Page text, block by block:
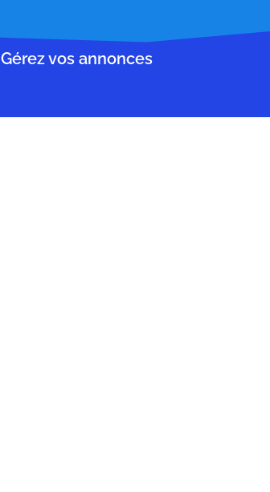
Gérez vos annonces